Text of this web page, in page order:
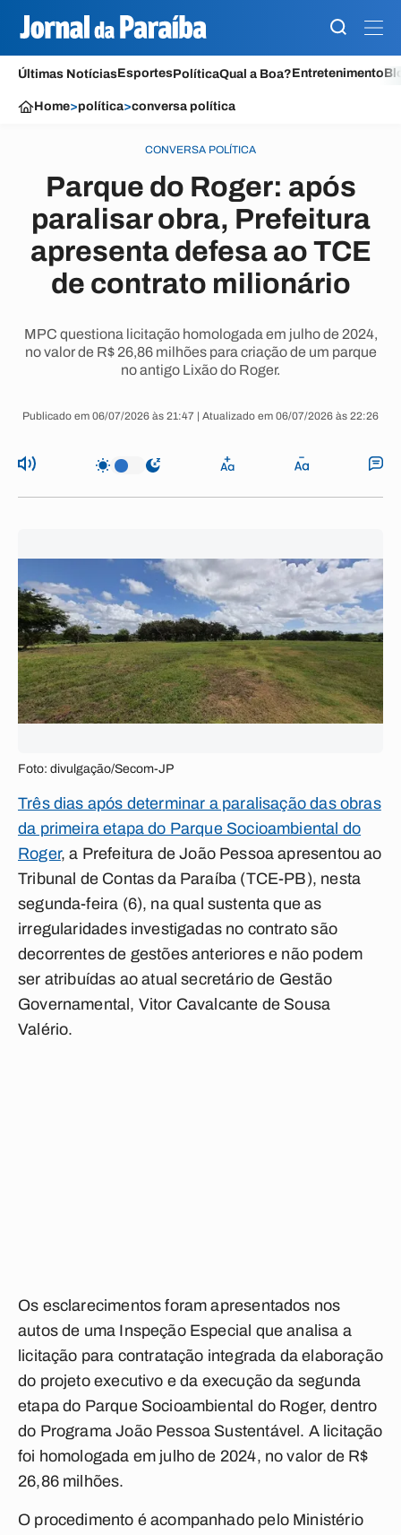
Últimas NotíciasEsportesPolíticaQual a Boa?Entretenimento
Home>política>conversa política
CONVERSA POLÍTICA
Parque do Roger: após
paralisar obra, Prefeitura
apresenta defesa ao TCE
de contrato milionário
MPC questiona licitação homologada em julho de 2024,
no valor de R$ 26,86 milhões para criação de um parque
no antigo Lixão do Roger.
Publicado em 06/07/2026 às 21:47 | Atualizado em 06/07/2026 às 22:26
Foto: divulgação/Secom-JP
Três dias após determinar a paralisação das obras
da primeira etapa do Parque Socioambiental do
Roger, a Prefeitura de João Pessoa apresentou ao
Tribunal de Contas da Paraíba (TCE-PB), nesta
segunda-feira (6), na qual sustenta que as
irregularidades investigadas no contrato são
decorrentes de gestões anteriores e não podem
ser atribuídas ao atual secretário de Gestão
Governamental, Vitor Cavalcante de Sousa
Valério.
Os esclarecimentos foram apresentados nos
autos de uma Inspeção Especial que analisa a
licitação para contratação integrada da elaboração
do projeto executivo e da execução da segunda
etapa do Parque Socioambiental do Roger, dentro
do Programa João Pessoa Sustentável. A licitação
foi homologada em julho de 2024, no valor de R$
26,86 milhões.
O procedimento é acompanhado pelo Ministério